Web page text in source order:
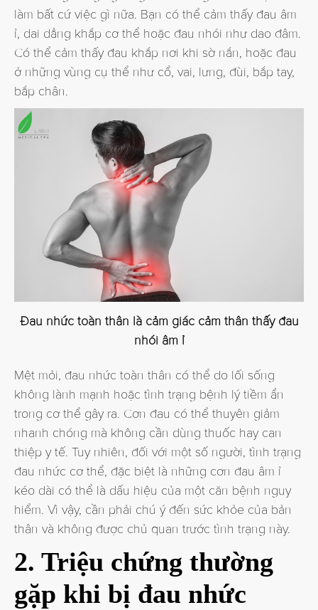
làm bất cứ việc gì nữa. Bạn có thể cảm thấy đau âm
ỉ, dai dẳng khắp cơ thể hoặc đau nhói như dao đâm.
Có thể cảm thấy đau khắp nơi khi sờ nắn, hoặc đau
ở những vùng cụ thể như cổ, vai, lưng, đùi, bắp tay,
bắp chân.
Đau nhức toàn thân là cảm giác cảm thân thấy đau
nhói âm ỉ
Mệt mỏi, đau nhức toàn thân có thể do lối sống
không lành mạnh hoặc tình trạng bệnh lý tiềm ẩn
trong cơ thể gây ra. Cơn đau có thể thuyên giảm
nhanh chóng mà không cần dùng thuốc hay can
thiệp y tế. Tuy nhiên, đối với một số người, tình trạng
đau nhức cơ thể, đặc biệt là những cơn đau âm ỉ
kéo dài có thể là dấu hiệu của một căn bệnh nguy
hiểm. Vì vậy, cần phải chú ý đến sức khỏe của bản
thân và không được chủ quan trước tình trạng này.
2. Triệu chứng thường
gặp khi bị đau nhức